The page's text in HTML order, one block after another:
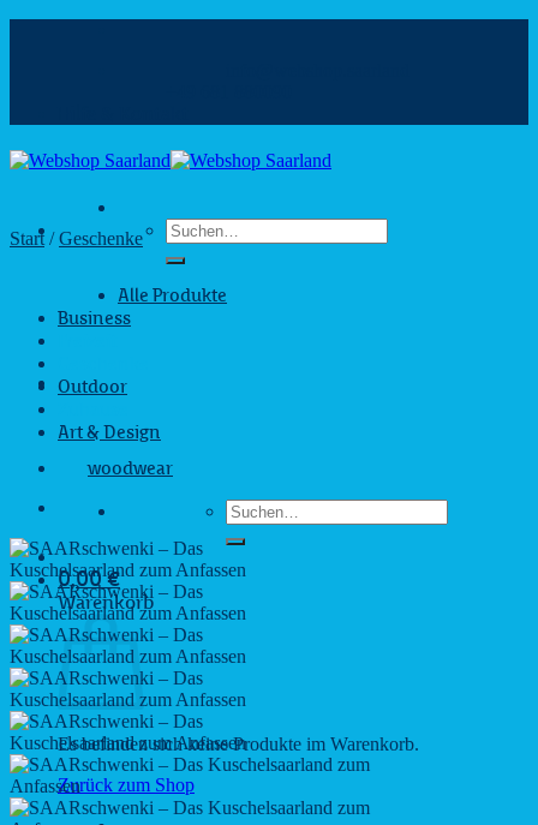
Suchen
nach:
Alle Produkte
Business
Outdoor
Art & Design
woodwear
Suchen
nach:
0,00€
Warenkorb
Es befinden sich keine Produkte im Warenkorb.
Zurück zum Shop
Start / Geschenke